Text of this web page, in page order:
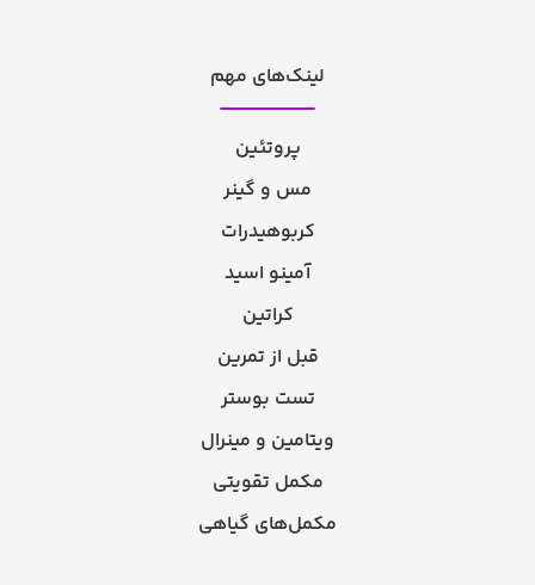
لینک‌های مهم
پروتئین
مس و گینر
کربوهیدرات
آمینو اسید
کراتین
قبل از تمرین
تست بوستر
ویتامین و مینرال
مکمل تقویتی
مکمل‌های گیاهی